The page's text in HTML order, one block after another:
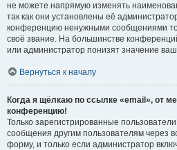
не можете напрямую изменять
так как они установлены её
конференцию ненужными сообщениями
своё звание. На большинстве
или администратор понизят значение
Вернуться к началу
Когда я щёлкаю по ссылке «email», от
конференцию!
Только зарегистрированные
сообщения другим пользователям через
форму, и только если администратор